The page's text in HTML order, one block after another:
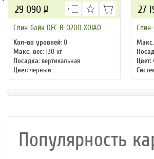
Спин-байк DFC B-Q200 XQIAO
Кол-во уровней: 0
Макс. вес: 130 кг
Посадка: вертикальная
Цвет: черный
Система нагружения: магнитная
29 090 Р
Цвет:
27
Популярность